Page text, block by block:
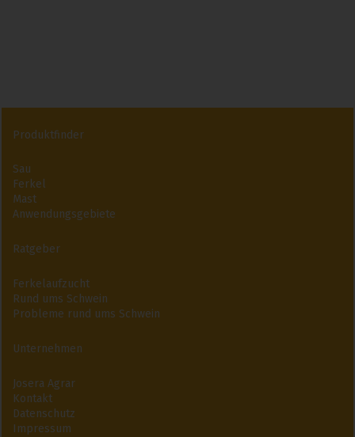
Produktfinder
Sau
Ferkel
Mast
Anwendungsgebiete
Ratgeber
Ferkelaufzucht
Rund ums Schwein
Probleme rund ums Schwein
Unternehmen
Josera Agrar
Kontakt
Datenschutz
Impressum